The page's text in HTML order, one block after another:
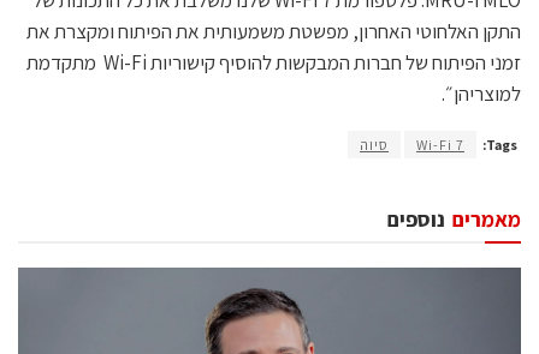
התקן האלחוטי האחרון, מפשטת משמעותית את הפיתוח ומקצרת את
זמני הפיתוח של חברות המבקשות להוסיף קישוריות Wi-Fi מתקדמת
למוצריהן״.
Tags:
Wi-Fi 7 סיוה
נוספים מאמרים